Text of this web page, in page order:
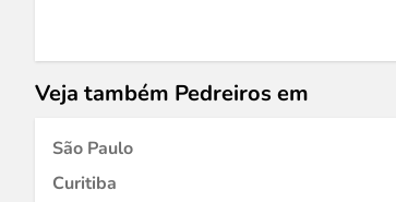
Veja também Pedreiros em
São Paulo
Curitiba